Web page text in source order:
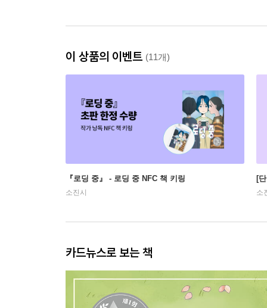
이 상품의 이벤트 (11개)
『로딩 중』 - 로딩 중 NFC 책 키링
소진시
[
소
카드뉴스로 보는 책